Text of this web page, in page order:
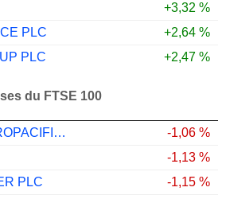
+3,32 %
PLC
+2,64 %
PLC
+2,47 %
du FTSE 100
COCA-COLA EUROPACIFIC PARTNERS PLC
-1,06 %
-1,13 %
PLC
-1,15 %